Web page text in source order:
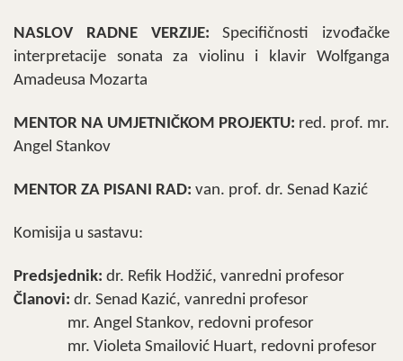
NASLOV RADNE VERZIJE: Specifičnosti izvođačke
interpretacije sonata za violinu i klavir Wolfganga
Amadeusa Mozarta
MENTOR NA UMJETNIČKOM PROJEKTU: red. prof. mr.
Angel Stankov
MENTOR ZA PISANI RAD: van. prof. dr. Senad Kazić
Komisija u sastavu:
Predsjednik: dr. Refik Hodžić, vanredni profesor
Članovi: dr. Senad Kazić, vanredni profesor
mr. Angel Stankov, redovni profesor
mr. Violeta Smailović Huart, redovni profesor